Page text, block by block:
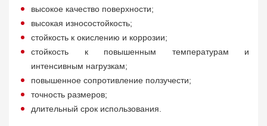
высокое качество поверхности;
высокая износостойкость;
стойкость к окислению и коррозии;
стойкость к повышенным температурам и
интенсивным нагрузкам;
повышенное сопротивление ползучести;
точность размеров;
длительный срок использования.